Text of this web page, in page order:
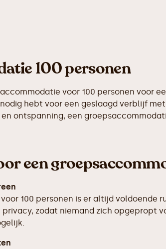
100 personen
voor 100 personen voor
hebt voor een geslaagd verblijf
ontspanning, een
een
100 personen is er altijd voldoende
zodat niemand zich opgepropt